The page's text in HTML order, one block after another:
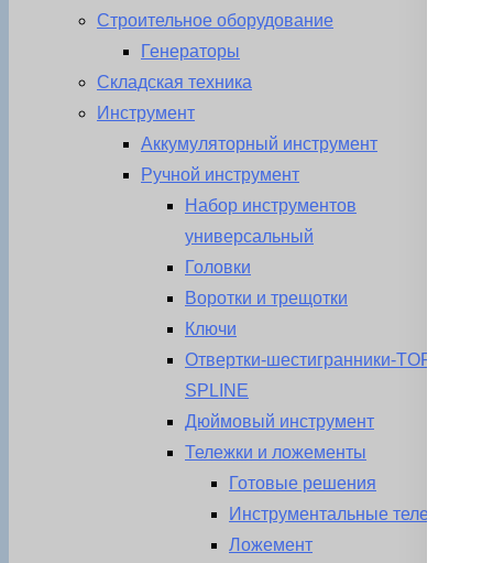
Строительное оборудование
Генераторы
Складская техника
Инструмент
Аккумуляторный инструмент
Ручной инструмент
Набор инструментов
универсальный
Головки
Воротки и трещотки
Ключи
Отвертки-шестигранники-TORX-
SPLINE
Дюймовый инструмент
Тележки и ложементы
Готовые решения
Инструментальные тележки
Ложемент